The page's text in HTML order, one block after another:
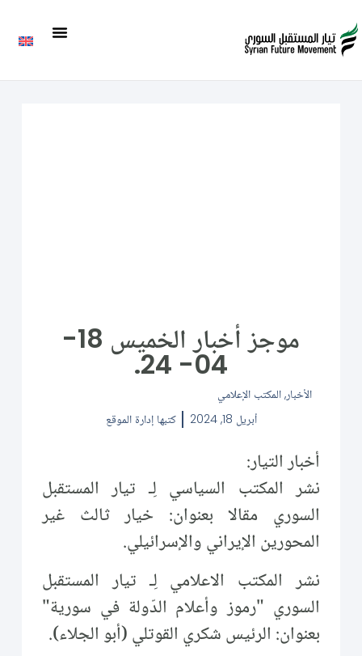
موجز أخبار الخميس 18-
04- 24.
الأخبار, المكتب الإعلامي
أبريل 18, 2024
كتبها إدارة الموقع
أخبار التيار:
نشر المكتب السياسي لِـ تيار المستقبل
السوري مقالا بعنوان: خيار ثالث غير
المحورين الإيراني والإسرائيلي.
نشر المكتب الاعلامي لِـ تيار المستقبل
السوري "رموز وأعلام الدّولة في سورية"
بعنوان: الرئيس شكري القوتلي (أبو الجلاء).